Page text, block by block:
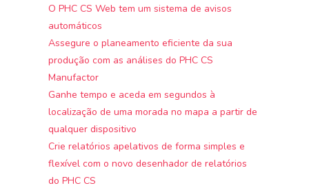
O PHC CS Web tem um sistema de avisos
automáticos
Assegure o planeamento eficiente da sua
produção com as análises do PHC CS
Manufactor
Ganhe tempo e aceda em segundos à
localização de uma morada no mapa a partir de
qualquer dispositivo
Crie relatórios apelativos de forma simples e
flexível com o novo desenhador de relatórios
do PHC CS